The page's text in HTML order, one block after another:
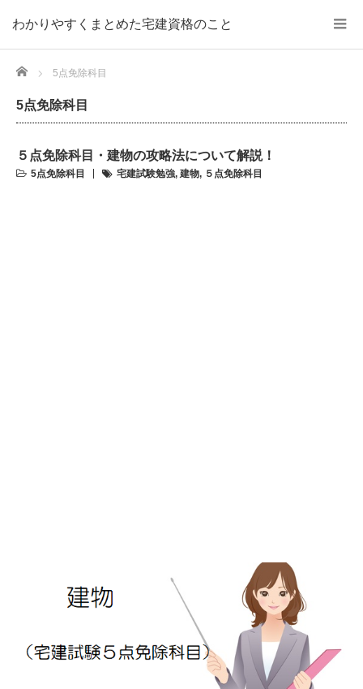
わかりやすくまとめた宅建資格のこと
Home 5点免除科目
5点免除科目
５点免除科目・建物の攻略法について解説！
5点免除科目 宅建試験勉強, 建物, ５点免除科目